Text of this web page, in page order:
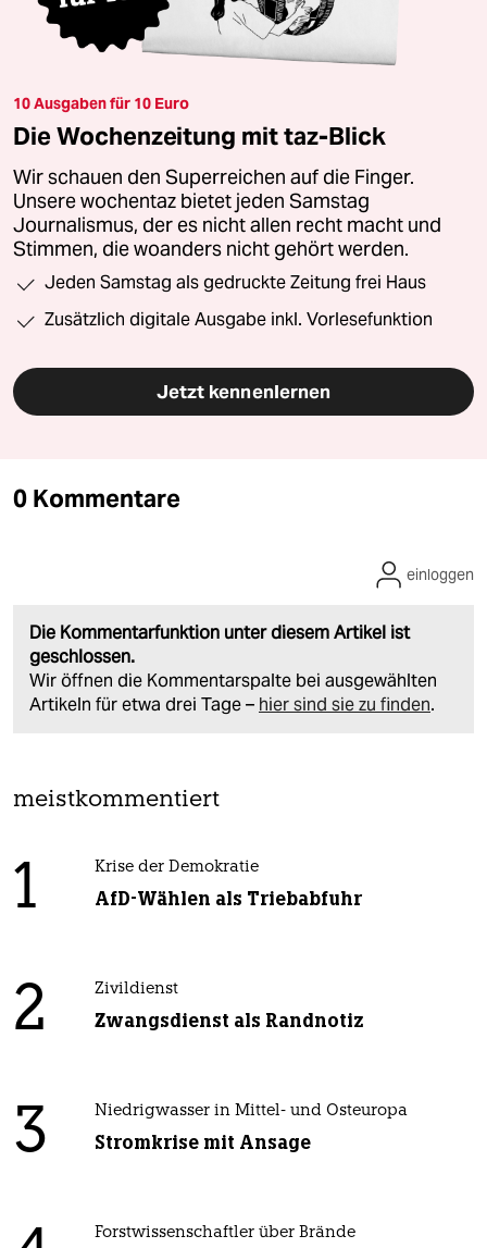
10 Ausgaben für 10 Euro
Die Wochenzeitung mit taz-Blick
Wir schauen den Superreichen auf die Finger.
Unsere wochentaz bietet jeden Samstag
Journalismus, der es nicht allen recht macht und
Stimmen, die woanders nicht gehört werden.
Jeden Samstag als gedruckte Zeitung frei Haus
Zusätzlich digitale Ausgabe inkl. Vorlesefunktion
Jetzt kennenlernen
0 Kommentare
Die Kommentarfunktion unter diesem Artikel ist
geschlossen.
Wir öffnen die Kommentarspalte bei ausgewählten
Artikeln für etwa drei Tage – hier sind sie zu finden.
einloggen
meistkommentiert
1 Krise der Demokratie
AfD-Wählen als Triebabfuhr
2 Zivildienst
Zwangsdienst als Randnotiz
3 Niedrigwasser in Mittel- und Osteuropa
Stromkrise mit Ansage
Forstwissenschaftler über Brände